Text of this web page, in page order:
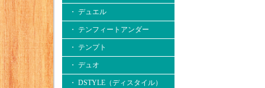
・ デュエル
・ テンフィートアンダー
・ テンプト
・ デュオ
・ DSTYLE（ディスタイル）